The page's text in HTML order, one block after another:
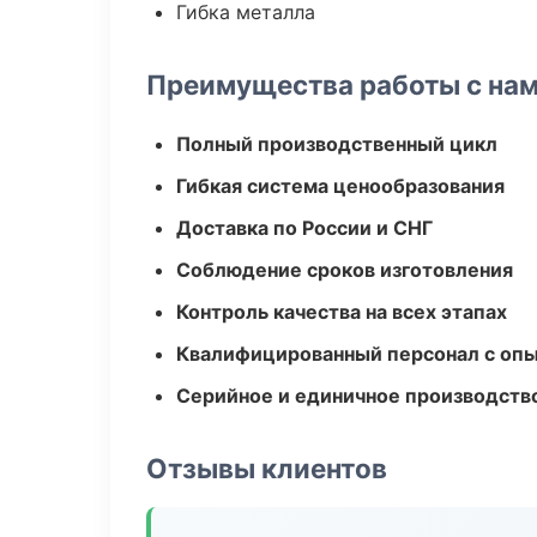
Гибка металла
Преимущества работы с
Полный производственный цикл
Гибкая система ценообразования
Доставка по России и СНГ
Соблюдение сроков изготовления
Контроль качества на всех этапах
Квалифицированный персонал с
Серийное и единичное
Отзывы клиентов